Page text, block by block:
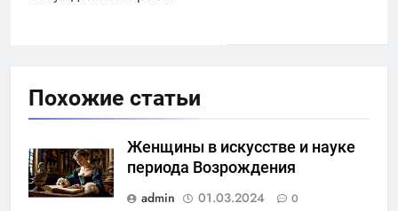
Похожие статьи
Женщины в искусстве и науке
периода Возрождения
admin
01.03.2024 0